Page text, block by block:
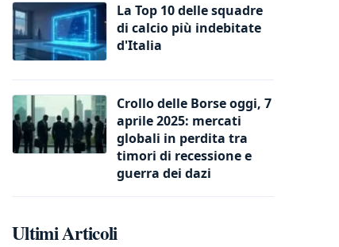
La Top 10 delle squadre
di calcio più indebitate
d'Italia
Crollo delle Borse oggi, 7
aprile 2025: mercati
globali in perdita tra
timori di recessione e
guerra dei dazi
Ultimi Articoli